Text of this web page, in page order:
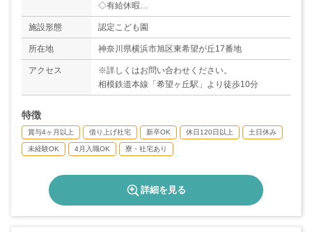
◇有給休暇
◇夏季休暇（1ヶ月弱）
◇育児休業取得実績あり
＊年間休日150～169日
施設形態 認定こども園
所在地 神奈川県横浜市旭区東希望が丘17番地
アクセス
※詳しくはお問い合わせください。
相模鉄道本線「希望ヶ丘駅」より徒歩10分
特徴
賞与4ヶ月以上 借り上げ社宅 新卒OK 休日120日以上 土日休み
未経験OK 4月入職OK 寮・社宅あり
詳細を見る